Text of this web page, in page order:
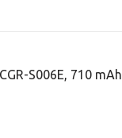
S006E, 710 mAh